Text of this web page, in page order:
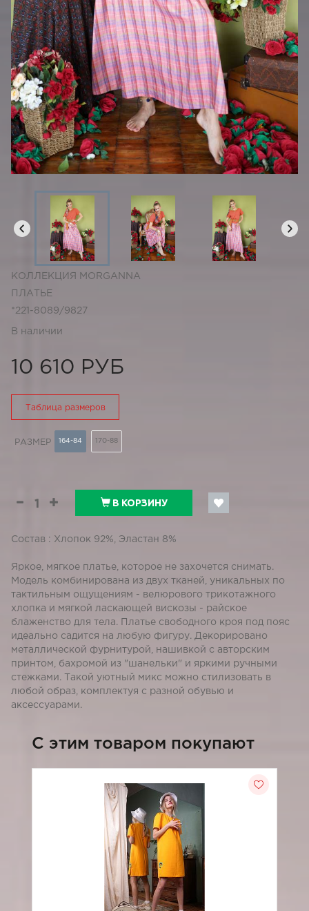
КОЛЛЕКЦИЯ MORGANNA
ПЛАТЬЕ
*221-8089/9827
В наличии
10 610 РУБ
Таблица размеров
РАЗМЕР 164-84 170-88
В КОРЗИНУ
Состав : Хлопок 92%, Эластан 8%
Яркое, мягкое платье, которое не захочется снимать.
Модель комбинирована из двух тканей, уникальных по
тактильным ощущениям - велюрового трикотажного
хлопка и мягкой ласкающей вискозы - райское
блаженство для тела. Платье свободного кроя под пояс
идеально садится на любую фигуру. Декорировано
металлической фурнитурой, нашивкой с авторским
принтом, бахромой из "шанельки" и яркими ручными
стежками. Такой уютный микс можно стилизовать в
любой образ, комплектуя с разной обувью и
аксессуарами.
C этим товаром покупают